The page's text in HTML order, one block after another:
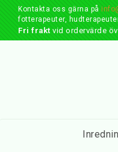
Kontakta oss gärna på
fotterapeuter,
Fri frakt vid ordervärde